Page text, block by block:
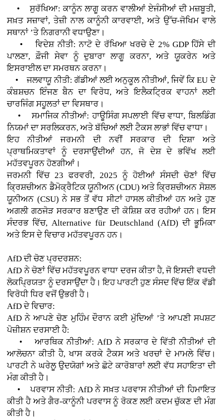
• ਸੁਰੱਖਿਆ: ਕਾਨੂੰਨ ਲਾਗੂ ਕਰਨ ਵਾਲੀਆਂ ਏਜੰਸੀਆਂ ਦੀ ਮਜ਼ਬੂਤੀ,
ਸਖ਼ਤ ਸਜ਼ਾਵਾਂ, ਤੇਜ਼ੀ ਨਾਲ ਕਾਨੂੰਨੀ ਕਾਰਵਾਈ, ਅਤੇ ਉੱਚ-ਜੋਖਿਮ ਵਾਲੇ
ਸਥਾਨਾਂ ’ਤੇ ਨਿਗਰਾਨੀ ਵਧਾਉਣਾ।
• ਵਿਦੇਸ਼ ਨੀਤੀ: ਨਾਟੋ ਦੇ ਰੱਖਿਆ ਖਰਚੇ ਦੇ 2% GDP ਹਿੱਸੇ ਦੀ
ਪਾਲਣਾ, ਫ਼ੌਜੀ ਸੇਵਾ ਨੂੰ ਦੁਬਾਰਾ ਲਾਗੂ ਕਰਨਾ, ਅਤੇ ਯੂਕਰੇਨ ਅਤੇ
ਇਸਰਾਈਲ ਦਾ ਸਮਰਥਨ ਕਰਨਾ।
• ਜਲਵਾਯੂ ਨੀਤੀ: ਗੱਡੀਆਂ ਲਈ ਅਨੁਕੂਲ ਨੀਤੀਆਂ, ਜਿਵੇਂ ਕਿ EU ਦੇ
ਕੰਬਸ਼ਚਨ ਇੰਜਣ ਬੈਨ ਦਾ ਵਿਰੋਧ, ਅਤੇ ਇਲੈਕਟ੍ਰਿਕ ਵਾਹਨਾਂ ਲਈ
ਚਾਰਜਿੰਗ ਸਹੂਲਤਾਂ ਦਾ ਵਿਸਥਾਰ।
• ਸਮਾਜਿਕ ਨੀਤੀਆਂ: ਹਾਊਸਿੰਗ ਸਪਲਾਈ ਵਿੱਚ ਵਾਧਾ, ਬਿਲਡਿੰਗ
ਨਿਯਮਾਂ ਦਾ ਸਰਲਿਕਰਨ, ਅਤੇ ਬੱਚਿਆਂ ਲਈ ਟੈਕਸ ਲਾਭਾਂ ਵਿੱਚ ਵਾਧਾ।
ਇਹ ਨੀਤੀਆਂ ਜਰਮਨੀ ਦੀ ਨਵੀਂ ਸਰਕਾਰ ਦੀ ਦਿਸ਼ਾ ਅਤੇ
ਪ੍ਰਾਥਮਿਕਤਾਵਾਂ ਨੂੰ ਦਰਸਾਉਂਦੀਆਂ ਹਨ, ਜੋ ਦੇਸ਼ ਦੇ ਭਵਿੱਖ ਲਈ
ਮਹੱਤਵਪੂਰਨ ਹੋਣਗੀਆਂ।
ਜਰਮਨੀ ਵਿੱਚ 23 ਫਰਵਰੀ, 2025 ਨੂੰ ਹੋਈਆਂ ਸੰਸਦੀ ਚੋਣਾਂ ਵਿੱਚ
ਕ੍ਰਿਸ਼ਚੀਅਨ ਡੈਮੋਕ੍ਰੈਟਿਕ ਯੂਨੀਅਨ (CDU) ਅਤੇ ਕ੍ਰਿਸ਼ਚੀਅਨ ਸੋਸ਼ਲ
ਯੂਨੀਅਨ (CSU) ਨੇ ਸਭ ਤੋਂ ਵੱਧ ਸੀਟਾਂ ਹਾਸਲ ਕੀਤੀਆਂ ਹਨ ਅਤੇ ਹੁਣ
ਅਗਲੀ ਗਠਜੋੜ ਸਰਕਾਰ ਬਣਾਉਣ ਦੀ ਕੋਸ਼ਿਸ਼ ਕਰ ਰਹੀਆਂ ਹਨ। ਇਸ
ਸੰਦਰਭ ਵਿੱਚ, Alternative für Deutschland (AfD) ਦੀ ਭੂਮਿਕਾ
ਅਤੇ ਇਸ ਦੇ ਵਿਚਾਰ ਮਹੱਤਵਪੂਰਨ ਹਨ।
AfD ਦੀ ਚੋਣ ਪ੍ਰਦਰਸ਼ਨ:
AfD ਨੇ ਚੋਣਾਂ ਵਿੱਚ ਮਹੱਤਵਪੂਰਨ ਵਾਧਾ ਦਰਜ ਕੀਤਾ ਹੈ, ਜੋ ਇਸਦੀ ਵਧਦੀ
ਲੋਕਪ੍ਰਿਯਤਾ ਨੂੰ ਦਰਸਾਉਂਦਾ ਹੈ। ਇਹ ਪਾਰਟੀ ਹੁਣ ਸੰਸਦ ਵਿੱਚ ਇੱਕ ਵੱਡੀ
ਵਿਰੋਧੀ ਧਿਰ ਵਜੋਂ ਉਭਰੀ ਹੈ।
AfD ਦੇ ਵਿਚਾਰ:
AfD ਨੇ ਆਪਣੇ ਚੋਣ ਮੁਹਿੰਮ ਦੌਰਾਨ ਕਈ ਮੁੱਦਿਆਂ ’ਤੇ ਆਪਣੀ ਸਪਸ਼ਟ
ਪੋਜ਼ੀਸ਼ਨ ਦਰਸਾਈ ਹੈ:
• ਆਰਥਿਕ ਨੀਤੀਆਂ: AfD ਨੇ ਸਰਕਾਰ ਦੇ ਵਿੱਤੀ ਨੀਤੀਆਂ ਦੀ
ਆਲੋਚਨਾ ਕੀਤੀ ਹੈ, ਖਾਸ ਕਰਕੇ ਟੈਕਸ ਅਤੇ ਖਰਚਾਂ ਦੇ ਮਾਮਲੇ ਵਿੱਚ।
ਪਾਰਟੀ ਨੇ ਘਰੇਲੂ ਉਦਯੋਗਾਂ ਅਤੇ ਛੋਟੇ ਕਾਰੋਬਾਰਾਂ ਲਈ ਵੱਧ ਸਹਾਇਤਾ ਦੀ
ਮੰਗ ਕੀਤੀ ਹੈ।
• ਪਰਵਾਸ ਨੀਤੀ: AfD ਨੇ ਸਖ਼ਤ ਪਰਵਾਸ ਨੀਤੀਆਂ ਦੀ ਹਿਮਾਇਤ
ਕੀਤੀ ਹੈ ਅਤੇ ਗੈਰ-ਕਾਨੂੰਨੀ ਪਰਵਾਸ ਨੂੰ ਰੋਕਣ ਲਈ ਕਦਮ ਚੁੱਕਣ ਦੀ ਮੰਗ
ਕੀਤੀ ਹੈ।